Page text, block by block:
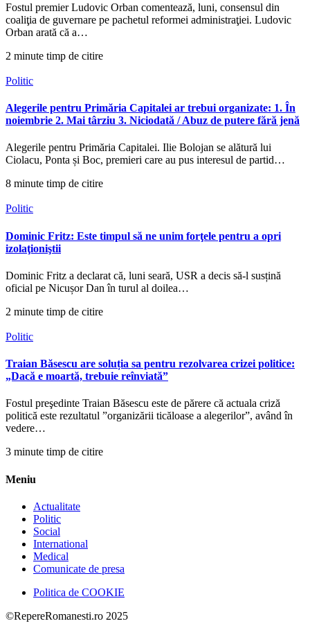
Fostul premier Ludovic Orban comentează, luni, consensul din
coaliţia de guvernare pe pachetul reformei administraţiei. Ludovic
Orban arată că a…
2 minute timp de citire
Politic
Alegerile pentru Primăria Capitalei ar trebui organizate: 1. În
noiembrie 2. Mai târziu 3. Niciodată / Abuz de putere fără jenă
Alegerile pentru Primăria Capitalei. Ilie Bolojan se alătură lui
Ciolacu, Ponta și Boc, premieri care au pus interesul de partid…
8 minute timp de citire
Politic
Dominic Fritz: Este timpul să ne unim forţele pentru a opri
izolaţioniştii
Dominic Fritz a declarat că, luni seară, USR a decis să-l susțină
oficial pe Nicușor Dan în turul al doilea…
2 minute timp de citire
Politic
Traian Băsescu are soluția sa pentru rezolvarea crizei politice:
„Dacă e moartă, trebuie reînviată”
Fostul preşedinte Traian Băsescu este de părere că actuala criză
politică este rezultatul ”organizării ticăloase a alegerilor”, având în
vedere…
3 minute timp de citire
Meniu
Actualitate
Politic
Social
International
Medical
Comunicate de presa
Politica de COOKIE
©RepereRomanesti.ro 2025